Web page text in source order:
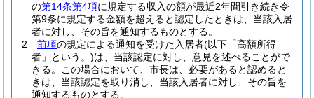
の第14条第4項に規定する収入の額が最近2年間引き続き令
第9条に規定する金額を超えると認定したときは、当該入居
者に対し、その旨を通知するものとする。
2
前項の規定による通知を受けた入居者(以下「高額所得
者」という。)は、当該認定に対し、意見を述べることがで
きる。
この場合において、市長は、必要があると認めると
きは、当該認定を取り消し、当該入居者に対し、その旨を
通知するものとする。